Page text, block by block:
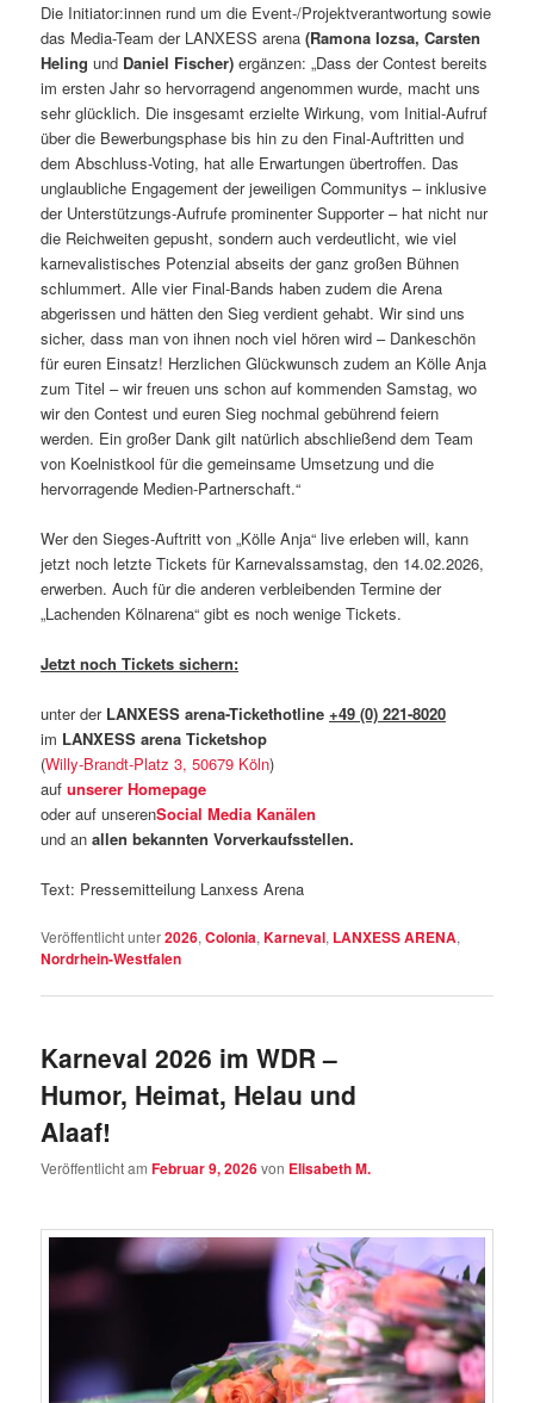
Die Initiator:innen rund um die Event-/Projektverantwortung sowie
das Media-Team der LANXESS arena(Ramona Iozsa, Carsten
Helingund Daniel Fischer)ergänzen: „Dass der Contest bereits
im ersten Jahr so hervorragend angenommen wurde, macht uns
sehr glücklich. Die insgesamt erzielte Wirkung, vom Initial-Aufruf
über die Bewerbungsphase bis hin zu den Final-Auftritten und
dem Abschluss-Voting, hat alle Erwartungen übertroffen. Das
unglaubliche Engagement der jeweiligen Communitys – inklusive
der Unterstützungs-Aufrufe prominenter Supporter – hat nicht nur
die Reichweiten gepusht, sondern auch verdeutlicht, wie viel
karnevalistisches Potenzial abseits der ganz großen Bühnen
schlummert. Alle vier Final-Bands haben zudem die Arena
abgerissen und hätten den Sieg verdient gehabt. Wir sind uns
sicher, dass man von ihnen noch viel hören wird – Dankeschön
für euren Einsatz! Herzlichen Glückwunsch zudem an Kölle Anja
zum Titel – wir freuen uns schon auf kommenden Samstag, wo
wir den Contest und euren Sieg nochmal gebührend feiern
werden. Ein großer Dank gilt natürlich abschließend dem Team
von Koelnistkool für die gemeinsame Umsetzung und die
hervorragende Medien-Partnerschaft.“
Wer den Sieges-Auftritt von „Kölle Anja“ live erleben will, kann
jetzt noch letzte Tickets für Karnevalssamstag, den 14.02.2026,
erwerben. Auch für die anderen verbleibenden Termine der
„Lachenden Kölnarena“ gibt es noch wenige Tickets.
Jetzt noch Tickets sichern:
unter derLANXESS arena-Tickethotline+49 (0) 221-8020
im LANXESS arena Ticketshop
(Willy-Brandt-Platz 3, 50679 Köln)
aufunserer Homepage
oder auf unserenSocial Media Kanälen
und an allen bekannten Vorverkaufsstellen.
Text: Pressemitteilung Lanxess Arena
Veröffentlicht unter2026,Colonia,Karneval, LANXESS ARENA,
Nordrhein-Westfalen
Karneval 2026 im WDR –
Humor, Heimat, Helau und
Alaaf!
Veröffentlicht amFebruar 9, 2026von Elisabeth M.